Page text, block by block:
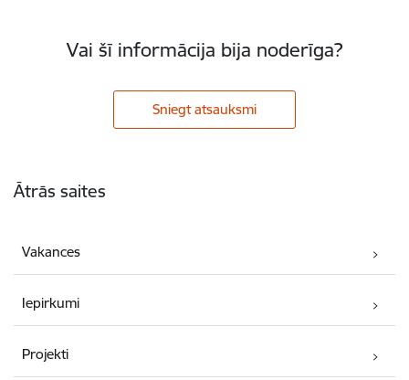
Vai šī informācija bija noderīga?
Sniegt atsauksmi
Ātrās saites
Vakances
Iepirkumi
Projekti